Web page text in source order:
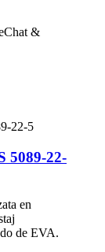
&
5089-22-
en
de EVA.